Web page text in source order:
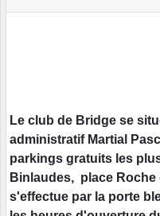
Le club de Bridge se
administratif Martial
parkings gratuits les
Binlaudes, place
s'effectue par la porte